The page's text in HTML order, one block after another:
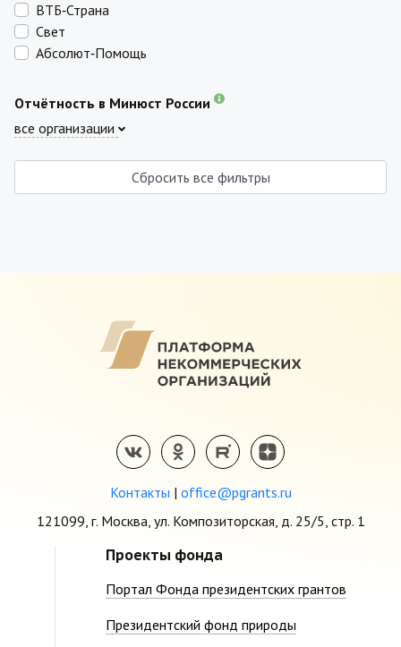
ВТБ‑Страна
Свет
Абсолют‑Помощь
Отчётность в Минюст России
все организации
Сбросить все фильтры
Контакты | office@pgrants.ru
121099, г. Москва, ул. Композиторская, д. 25/5, стр. 1
Проекты фонда
Портал Фонда президентских грантов
Президентский фонд природы